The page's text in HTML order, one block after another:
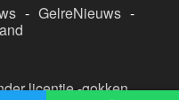
- GelreNieuws -
licentie-gokken